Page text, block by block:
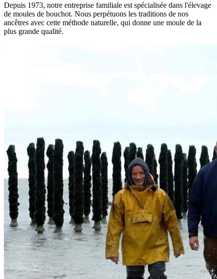
Depuis 1973, notre entreprise familiale est spécialisée dans l'élevage
de moules de bouchot. Nous perpétuons les traditions de nos
ancêtres avec cette méthode naturelle, qui donne une moule de la
plus grande qualité.